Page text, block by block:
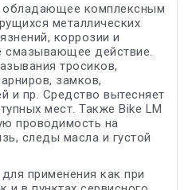
обладающее комплексным
металлических
коррозии и
смазывающее действие.
тросиков,
замков,
и пр. Средство вытесняет
мест. Также Bike LM
проводимость на
следы масла и густой
применения как при